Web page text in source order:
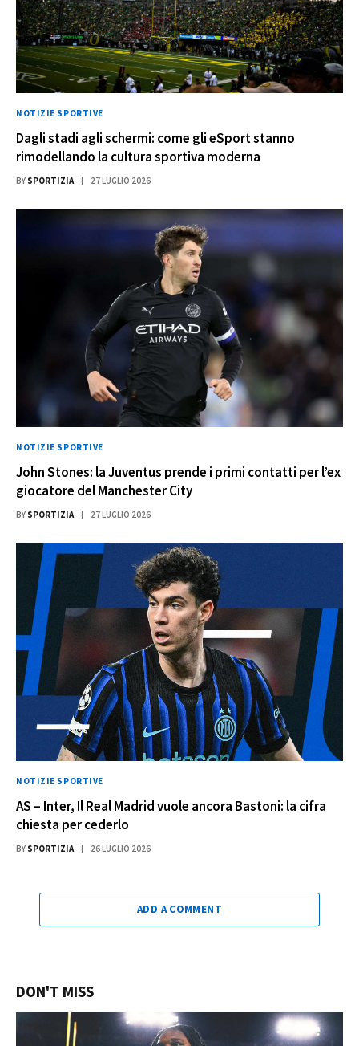
NOTIZIE SPORTIVE
Dagli stadi agli schermi: come gli eSport stanno
rimodellando la cultura sportiva moderna
BY SPORTIZIA 27 LUGLIO 2026
NOTIZIE SPORTIVE
John Stones: la Juventus prende i primi contatti per l’ex
giocatore del Manchester City
BY SPORTIZIA 27 LUGLIO 2026
NOTIZIE SPORTIVE
AS – Inter, Il Real Madrid vuole ancora Bastoni: la cifra
chiesta per cederlo
BY SPORTIZIA 26 LUGLIO 2026
ADD A COMMENT
DON'T MISS